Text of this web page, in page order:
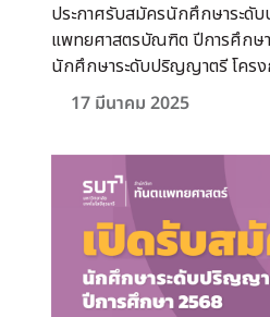
ประกาศรับสมัครนักศึกษาระ
แพทยศาสตรบัณฑิต ปีการศึกษ
นักศึกษาระดับปริญญาตรี โครง
ศึกษาระดับปริญญาตรี (New
17 มีนาคม 2025